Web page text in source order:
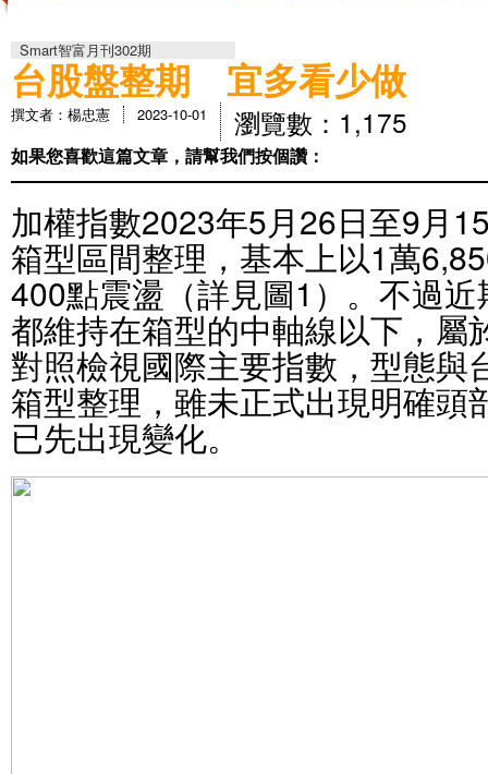
Smart智富月刊302期
台股盤整期 宜多看少做
撰文者：楊忠憲 2023-10-01 瀏覽數：1,175
如果您喜歡這篇文章，請幫我們按個讚：
加權指數2023年5月26日至9月
箱型區間整理，基本上以1萬
400點震盪（詳見圖1）。不過
都維持在箱型的中軸線以下，屬
對照檢視國際主要指數，型態與
箱型整理，雖未正式出現明確頭
已先出現變化。